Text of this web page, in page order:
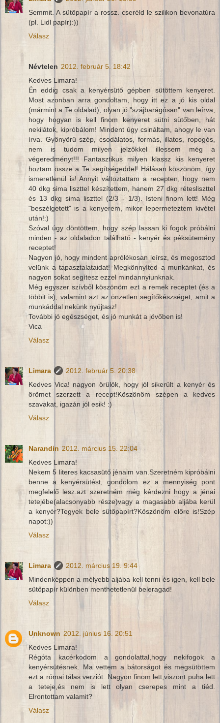
Semmit. A sütőpapír a rossz. cseréld le szilikon bevonatúra
(pl. Lidl papír):))
Válasz
Névtelen 2012. február 5. 18:42
Kedves Limara!
Én eddig csak a kenyérsütő gépben sütöttem kenyeret.
Most azonban arra gondoltam, hogy itt ez a jó kis oldal
(mármint a Te oldalad), olyan jó "szájbarágósan" van leírva,
hogy hogyan is kell finom kenyeret sütni sütőben, hát
nekilátok, kipróbálom! Mindent úgy csináltam, ahogy le van
írva. Gyönyörű szép, csodálatos, formás, illatos, ropogós,
nem is tudom milyen jelzőkkel illessem még a
végeredményt!!! Fantasztikus milyen klassz kis kenyeret
hoztam össze a Te segítségeddel! Hálásan köszönöm, így
ismeretlenül is! Annyit változtattam a recepten, hogy nem
40 dkg sima liszttel készítettem, hanem 27 dkg rétesliszttel
és 13 dkg sima liszttel (2/3 - 1/3). Isteni finom lett! Még
"beszélgetett" is a kenyerem, mikor lepermeteztem kivétel
után!:)
Szóval úgy döntöttem, hogy szép lassan ki fogok próbálni
minden - az oldaladon található - kenyér és péksütemény
receptet!
Nagyon jó, hogy mindent aprólékosan leírsz, és megosztod
velünk a tapasztalataidat! Megkönnyíted a munkánkat, és
nagyon sokat segítesz ezzel mindannyiunknak.
Még egyszer szívből köszönöm ezt a remek receptet (és a
többit is), valamint azt az önzetlen segítőkészséget, amit a
munkáddal nekünk nyújtasz!
További jó egészséget, és jó munkát a jövőben is!
Vica
Válasz
Limara
2012. február 5. 20:38
Kedves Vica! nagyon örülök, hogy jól sikerült a kenyér és
örömet szerzett a recept!Köszönöm szépen a kedves
szavakat, igazán jól esik! :)
Válasz
Narandin 2012. március 15. 22:04
Kedves Limara!
Nekem 5 literes kacsasütő jénaim van.Szeretném kipróbálni
benne a kenyérsütést, gondolom ez a mennyiség pont
megfelelő lesz.azt szeretném még kérdezni hogy a jénai
tetejébe(alacsonyabb része)vagy a magasabb aljába kerül
a kenyér?Tegyek bele sütőpapírt?Köszönöm előre is!Szép
napot:))
Válasz
Limara
2012. március 19. 9:44
Mindenképpen a mélyebb aljába kell tenni és igen, kell bele
sütőpapír különben menthetetlenül beleragad!
Válasz
Unknown 2012. június 16. 20:51
Kedves Limara!
Régóta kacérkodom a gondolattal,hogy nekifogok a
kenyérsütésnek. Ma vettem a bátorságot és megsütöttem
ezt a római tálas verziót. Nagyon finom lett,viszont puha lett
a teteje,és nem is lett olyan cserepes mint a tiéd.
Elrontottam valamit?
Válasz